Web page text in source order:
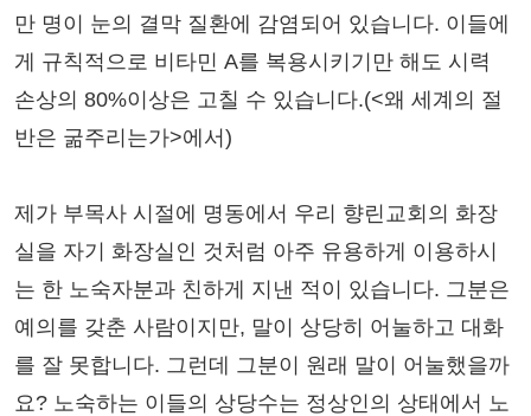
만 명이 눈의 결막 질환에 감염되어 있습니다. 이들에
게 규칙적으로 비타민 A를 복용시키기만 해도 시력
손상의 80%이상은 고칠 수 있습니다.(<왜 세계의 절
반은 굶주리는가>에서)
제가 부목사 시절에 명동에서 우리 향린교회의 화장
실을 자기 화장실인 것처럼 아주 유용하게 이용하시
는 한 노숙자분과 친하게 지낸 적이 있습니다. 그분은
예의를 갖춘 사람이지만, 말이 상당히 어눌하고 대화
를 잘 못합니다. 그런데 그분이 원래 말이 어눌했을까
요? 노숙하는 이들의 상당수는 정상인의 상태에서 노